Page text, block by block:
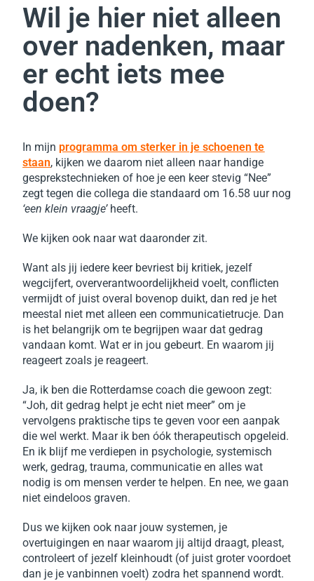
Wil je hier niet alleen
over nadenken, maar
er echt iets mee
doen?
In mijn programma om sterker in je schoenen te
staan, kijken we daarom niet alleen naar handige
gesprekstechnieken of hoe je een keer stevig “Nee”
zegt tegen die collega die standaard om 16.58 uur nog
‘een klein vraagje’heeft.
We kijken ook naar wat daaronder zit.
Want als jij iedere keer bevriest bij kritiek, jezelf
wegcijfert, oververantwoordelijkheid voelt, conflicten
vermijdt of juist overal bovenop duikt, dan red je het
meestal niet met alleen een communicatietrucje. Dan
is het belangrijk om te begrijpen waar dat gedrag
vandaan komt. Wat er in jou gebeurt. En waarom jij
reageert zoals je reageert.
Ja, ik ben die Rotterdamse coach die gewoon zegt:
“Joh, dit gedrag helpt je echt niet meer” om je
vervolgens praktische tips te geven voor een aanpak
die wel werkt. Maar ik ben óók therapeutisch opgeleid.
En ik blijf me verdiepen in psychologie, systemisch
werk, gedrag, trauma, communicatie en alles wat
nodig is om mensen verder te helpen. En nee, we gaan
niet eindeloos graven.
Dus we kijken ook naar jouw systemen, je
overtuigingen en naar waarom jij altijd draagt, pleast,
controleert of jezelf kleinhoudt (of juist groter voordoet
dan je je vanbinnen voelt) zodra het spannend wordt.